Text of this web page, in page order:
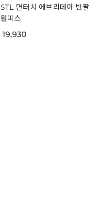
STL 면터치 에브리데이 반팔
원피스
19,930